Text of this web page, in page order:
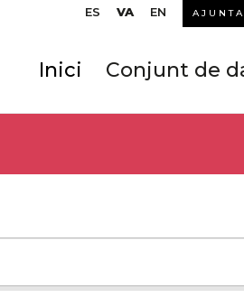
ES VA EN
Inici Conjunt de